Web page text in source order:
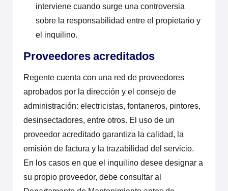
interviene cuando surge una controversia
sobre la responsabilidad entre el propietario y
el inquilino.
Proveedores acreditados
Regente cuenta con una red de proveedores
aprobados por la dirección y el consejo de
administración: electricistas, fontaneros, pintores,
desinsectadores, entre otros. El uso de un
proveedor acreditado garantiza la calidad, la
emisión de factura y la trazabilidad del servicio.
En los casos en que el inquilino desee designar a
su propio proveedor, debe consultar al